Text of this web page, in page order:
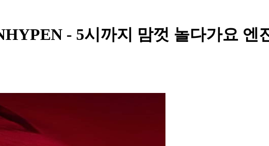
- 5시까지 맘껏 놀다가요 엔